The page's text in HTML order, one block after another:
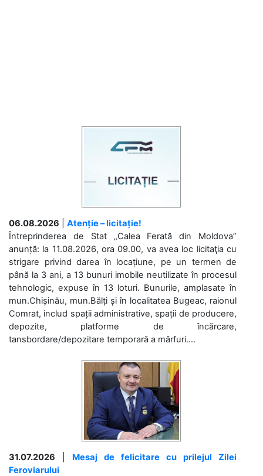
06.08.2026
Atenție – licitație!
Întreprinderea de Stat „Calea Ferată din Moldova”
anunță: la 11.08.2026, ora 09.00, va avea loc licitaţia cu
strigare privind darea în locațiune, pe un termen de
până la 3 ani, a 13 bunuri imobile neutilizate în procesul
tehnologic, expuse în 13 loturi. Bunurile, amplasate în
mun.Chișinău, mun.Bălți și în localitatea Bugeac, raionul
Comrat, includ spații administrative, spații de producere,
depozite, platforme de încărcare,
tansbordare/depozitare temporară a mărfuri....
31.07.2026
Mesaj de felicitare cu prilejul Zilei
Feroviarului